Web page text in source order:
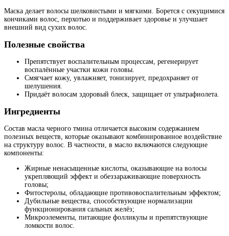
Маска делает волосы шелковистыми и мягкими. Борется с секущимися
кончиками волос, перхотью и поддерживает здоровье и улучшает
внешний вид сухих волос.
Полезные свойства
Препятствует воспалительным процессам, регенерирует
воспалённые участки кожи головы.
Смягчает кожу, увлажняет, тонизирует, предохраняет от
шелушения.
Придаёт волосам здоровый блеск, защищает от ультрафиолета.
Ингредиенты
Состав масла черного тмина отличается высоким содержанием
полезных веществ, которые оказывают комбинированное воздействие
на структуру волос. В частности, в масло включаются следующие
компоненты:
Жирные ненасыщенные кислоты, оказывающие на волосы
укрепляющий эффект и обеззараживающие поверхность
головы;
Фитостеролы, обладающие противовоспалительным эффектом;
Дубильные вещества, способствующие нормализации
функционирования сальных желёз;
Микроэлементы, питающие фолликулы и препятствующие
ломкости волос.